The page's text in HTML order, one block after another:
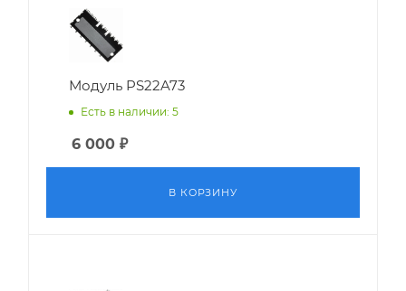
Модуль PS22A73
Есть в наличии: 5
6 000 ₽
В КОРЗИНУ